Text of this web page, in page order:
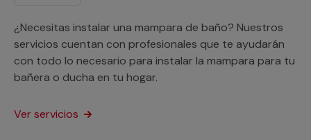
¿Necesitas instalar una mampara de baño? Nuestros
servicios cuentan con profesionales que te ayudarán
con todo lo necesario para instalar la mampara para tu
bañera o ducha en tu hogar.
Ver servicios